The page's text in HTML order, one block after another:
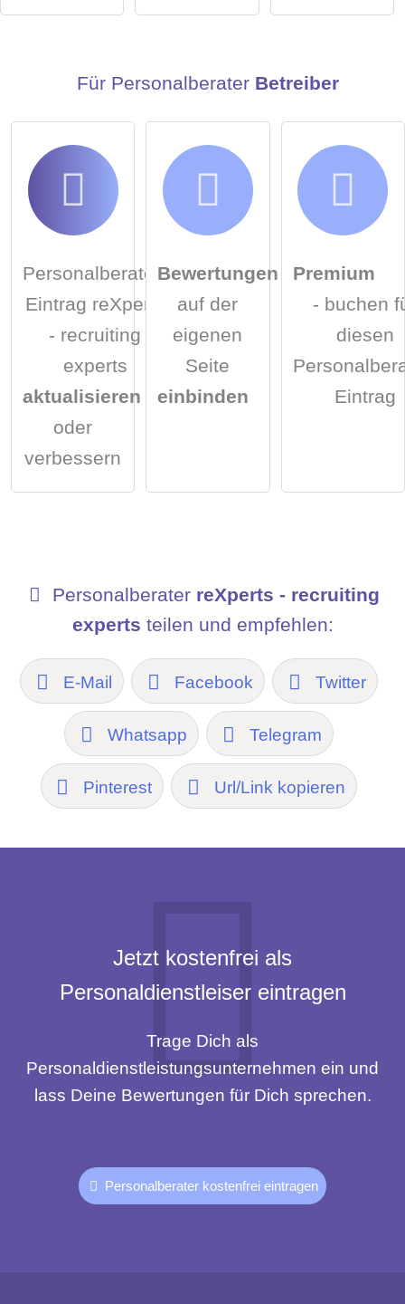
Personalberater-Eintrag zu stellen.
Für Personalberater Betreiber
Personalberater-
Eintrag reXperts
- recruiting
experts
aktualisieren
oder
verbessern
Bewertungen
auf der
eigenen
Seite
einbinden
Premium
- buchen
diesen
Eintrag
Personalberater reXperts - recruiting
experts teilen und empfehlen:
E-Mail Facebook Twitter
Whatsapp Telegram
Pinterest Url/Link kopieren
Jetzt kostenfrei als
Personaldienstleiser eintragen
Trage Dich als
Personaldienstleistungsunternehmen ein und
lass Deine Bewertungen für Dich sprechen.
Personalberater kostenfrei eintragen